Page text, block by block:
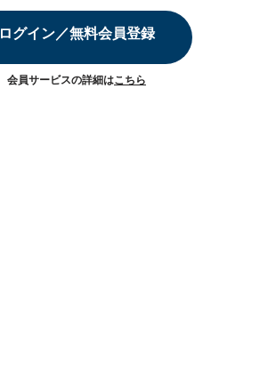
ログイン／無料会員登録
会員サービスの詳細はこちら